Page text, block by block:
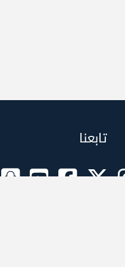
تابعنا